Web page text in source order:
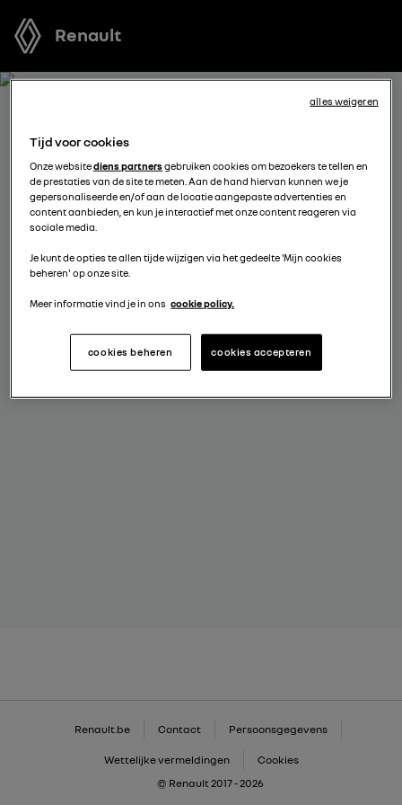
Renault
BOEK EEN TESTRIT MET
NIEUWE CLIO FULL HYBRID E-
TECH
maakt, kunt u een gratis proefrit met een van onze
kies een verdeler
Renault.be Contact Persoonsgegevens
Wettelijke vermeldingen
Cookies
© Renault 2017 - 2026
Tijd voor cookies
Onze websitediens partnersgebruiken cookies om bezoekers te tellen en
de prestaties van de site te meten. Aan de hand hiervan kunnen we je
gepersonaliseerde en/of aan de locatie aangepaste advertenties en
content aanbieden, en kun je interactief met onze content reageren via
sociale media.
Je kunt de opties te allen tijde wijzigen via het gedeelte 'Mijn cookies
beheren' op onze site.
Meer informatie vind je in ons cookie policy.
cookies accepteren
cookies beheren
alles weigeren